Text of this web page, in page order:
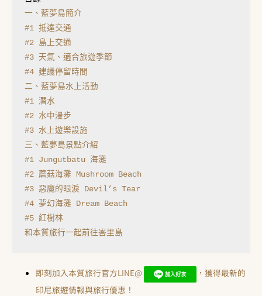
一、藍夢島簡介
#1 抵達交通
#2 島上交通
#3 天氣、適合旅遊季節
#4 建議停留時間
二、藍夢島水上活動
#1 潛水
#2 水中漫步
#3 水上遊樂設施
三、藍夢島景點介紹
#1 Jungutbatu 海灘
#2 蘑菇海灘 Mushroom Beach
#3 惡魔的眼淚 Devil’s Tear
#4 夢幻海灘 Dream Beach
#5 紅樹林
和本質旅行一起前往峇里島
即刻加入本質旅行官方LINE@
，獲得最新的
印尼旅遊情報與旅行優惠！